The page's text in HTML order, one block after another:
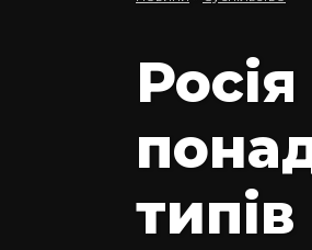
типів